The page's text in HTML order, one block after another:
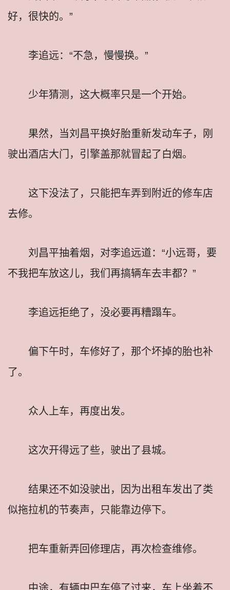
好，很快的。”
李追远：“不急，慢慢换。”
少年猜测，这大概率只是一个开始。
果然，当刘昌平换好胎重新发动车子，刚
驶出酒店大门，引擎盖那就冒起了白烟。
这下没法了，只能把车弄到附近的修车店
去修。
刘昌平抽着烟，对李追远道：“小远哥，要
不我把车放这儿，我们再搞辆车去丰都？”
李追远拒绝了，没必要再糟蹋车。
偏下午时，车修好了，那个坏掉的胎也补
了。
众人上车，再度出发。
这次开得远了些，驶出了县城。
结果还不如没驶出，因为出租车发出了类
似拖拉机的节奏声，只能靠边停下。
把车重新弄回修理店，再次检查维修。